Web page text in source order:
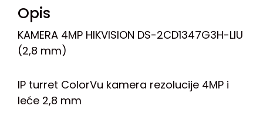
Opis
KAMERA 4MP HIKVISION DS-2CD1347G3H-LIU
(2,8 mm)
IP turret ColorVu kamera rezolucije 4MP i
leće 2,8 mm